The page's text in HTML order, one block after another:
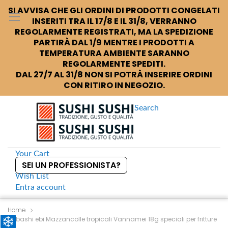
SI AVVISA CHE GLI ORDINI DI PRODOTTI CONGELATI
INSERITI TRA IL 17/8 E IL 31/8, VERRANNO
REGOLARMENTE REGISTRATI, MA LA SPEDIZIONE
PARTIRÀ DAL 1/9 MENTRE I PRODOTTI A
TEMPERATURA AMBIENTE SARANNO
REGOLARMENTE SPEDITI.
DAL 27/7 AL 31/8 NON SI POTRÀ INSERIRE ORDINI
CON RITIRO IN NEGOZIO.
Search
Your Cart
SEI UN PROFESSIONISTA?
Wish List
Entra account
S
k
i
Home
Nobashi ebi Mazzancolle tropicali Vannamei 18g speciali per fritture